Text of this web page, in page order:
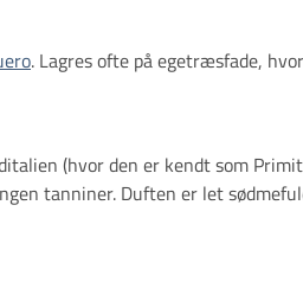
. Lagres ofte på egetræsfade,
(hvor den er kendt som
tanniner. Duften er let